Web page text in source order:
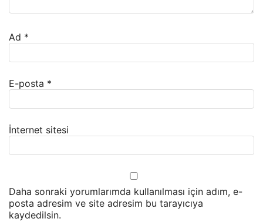
Ad *
E-posta *
İnternet sitesi
Daha sonraki yorumlarımda kullanılması için adım, e-
posta adresim ve site adresim bu tarayıcıya
kaydedilsin.